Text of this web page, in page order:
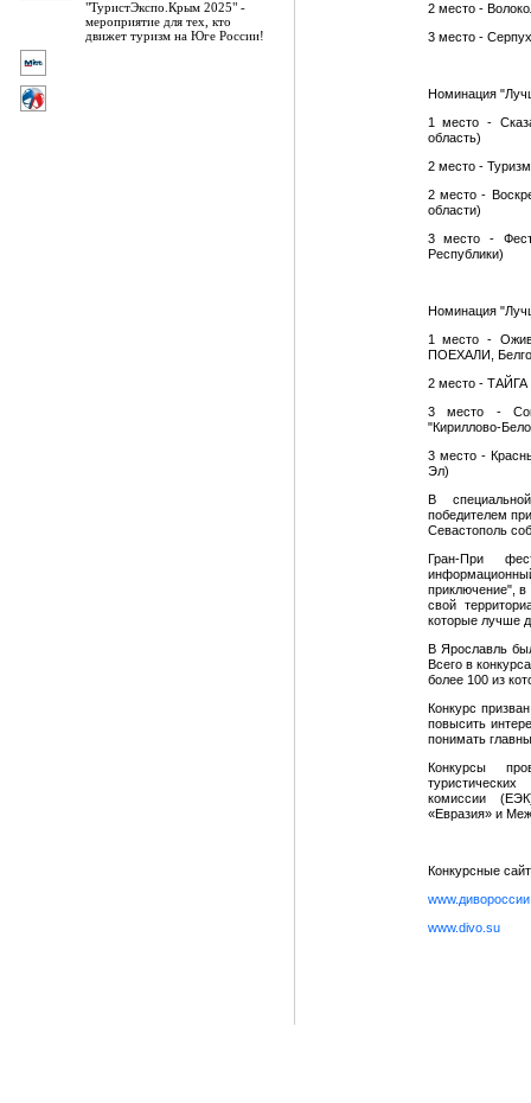
"ТуристЭкспо.Крым 2025" -
мероприятие для тех, кто
движет туризм на Юге России!
2 место -
3 место -
Номинация
1 место -
область)
2 место -
2 место -
области)
3 место -
Республики)
Номинация
1 место -
ПОЕХАЛИ,
2 место - ТАЙГА
3 место -
"Кириллово-
3 место -
Эл)
В
победителем
Севастополь
Гран-При
приключение", в
свой
которые лучше
В Ярославль
Всего в
более 100 из
Конкурс
повысить
понимать
Конкурсы
комиссии
«Евразия» и
Конкурсные
www.divo.su